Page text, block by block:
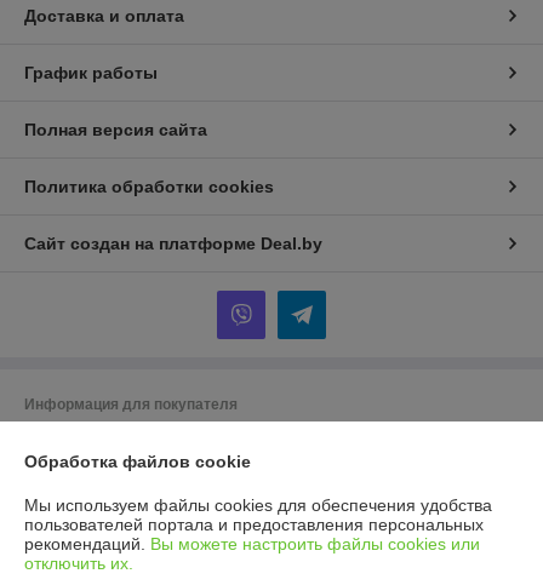
Доставка и оплата
График работы
Полная версия сайта
Политика обработки cookies
Сайт создан на платформе Deal.by
Информация для покупателя
220086 г. Минск ул. Славинского 45/12
Регистрационный номер ЕГР: 193975225
УНП: 193975225
Обработка файлов cookie
Мы используем файлы cookies для обеспечения удобства
пользователей портала и предоставления персональных
рекомендаций. Вы можете настроить файлы cookies или
отключить их.